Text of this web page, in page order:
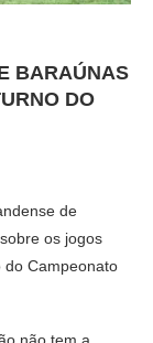
BARAÚNAS
DO
de
os jogos
do Campeonato